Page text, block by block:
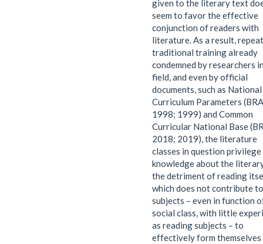
given to the literary text
seem to favor the effective
conjunction of readers with
literature. As a result,
traditional training already
condemned by researchers
field, and even by official
documents, such as National
Curriculum Parameters
1998; 1999) and Common
Curricular National Base
2018; 2019), the literature
classes in question privilege
knowledge about the
the detriment of reading
which does not contribute to
subjects – even in function
social class, with little
as reading subjects – to
effectively form themselves